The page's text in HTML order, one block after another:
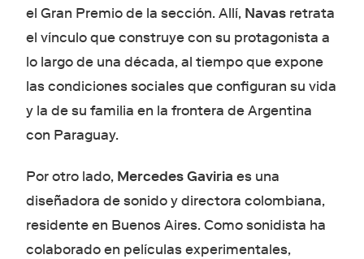
el Gran Premio de la sección. Allí, Navasretrata
el vínculo que construye con su protagonista a
lo largo de una década, al tiempo que expone
las condiciones sociales que configuran su vida
y la de su familia en la frontera de Argentina
con Paraguay.
Por otro lado, Mercedes Gaviria es una
diseñadora de sonido y directora colombiana,
residente en Buenos Aires. Como sonidista ha
colaborado en películas experimentales,